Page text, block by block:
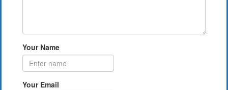
Your Name
Your Email